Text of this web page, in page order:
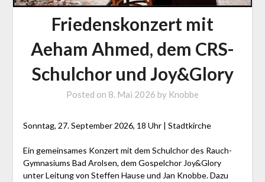
Friedenskonzert mit
Aeham Ahmed, dem CRS-
Schulchor und Joy&Glory
Posted on 8. Mai 2026 by Knobbe
Sonntag, 27. September 2026, 18 Uhr | Stadtkirche
Ein gemeinsames Konzert mit dem Schulchor des Rauch-
Gymnasiums Bad Arolsen, dem Gospelchor Joy&Glory
unter Leitung von Steffen Hause und Jan Knobbe. Dazu